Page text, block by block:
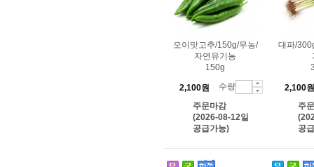
오이맛고추/150g/무농/
자연유기농
150g
2,100원
수량
주문마감
(2026-08-12일
공급가능)
대파/
2,100원
주
공